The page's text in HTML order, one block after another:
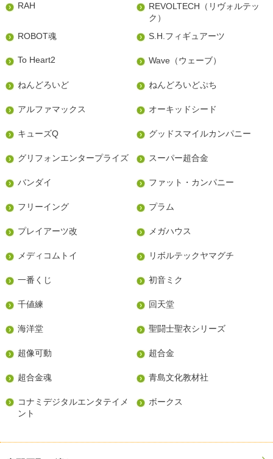
RAH
REVOLTECH（リヴォルテッ
ク）
ROBOT魂
S.H.フィギュアーツ
To Heart2 Wave（ウェーブ）
ねんどろいど ねんどろいどぷち
アルファマックス オーキッドシード
キューズQ グッドスマイルカンパニー
グリフォンエンタープライズ スーパー超合金
バンダイ ファット・カンパニー
フリーイング プラム
プレイアーツ改 メガハウス
メディコムトイ リボルテックヤマグチ
一番くじ 初音ミク
千値練 回天堂
海洋堂 聖闘士聖衣シリーズ
超像可動 超合金
超合金魂 青島文化教材社
コナミデジタルエンタテイメ
ント
ボークス